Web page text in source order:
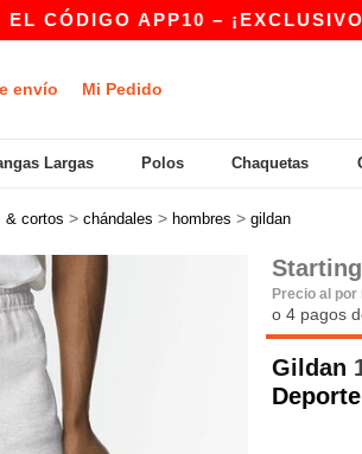
APP10 – ¡EXCLUSIVO EN LA
envío Mi Pedido
Largas Polos Chaquetas
& cortos > chándales > hombres > gildan
Precio al por
o 4 pagos
Gildan